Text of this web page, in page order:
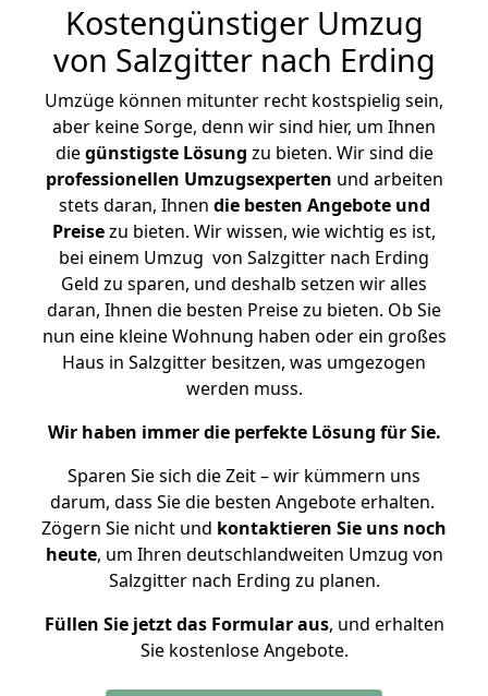
Kostengünstiger Umzug
von Salzgitter nach Erding
Umzüge können mitunter recht kostspielig sein,
aber keine Sorge, denn wir sind hier, um Ihnen
diegünstigste Lösung zu bieten. Wir sind die
professionellen Umzugsexperten und arbeiten
stets daran, Ihnen die besten Angebote und
Preisezu bieten. Wir wissen, wie wichtig es ist,
bei einem Umzug von Salzgitter nach Erding
Geld zu sparen, und deshalb setzen wir alles
daran, Ihnen die besten Preise zu bieten. Ob Sie
nun eine kleine Wohnung haben oder ein großes
Haus in Salzgitter besitzen, was umgezogen
werden muss.
Wir haben immer die perfekte Lösung für Sie.
Sparen Sie sich die Zeit – wir kümmern uns
darum, dass Sie die besten Angebote erhalten.
Zögern Sie nicht und kontaktieren Sie uns noch
heute, um Ihren deutschlandweiten Umzug von
Salzgitter nach Erding zu planen.
Füllen Sie jetzt das Formular aus, und erhalten
Sie kostenlose Angebote.